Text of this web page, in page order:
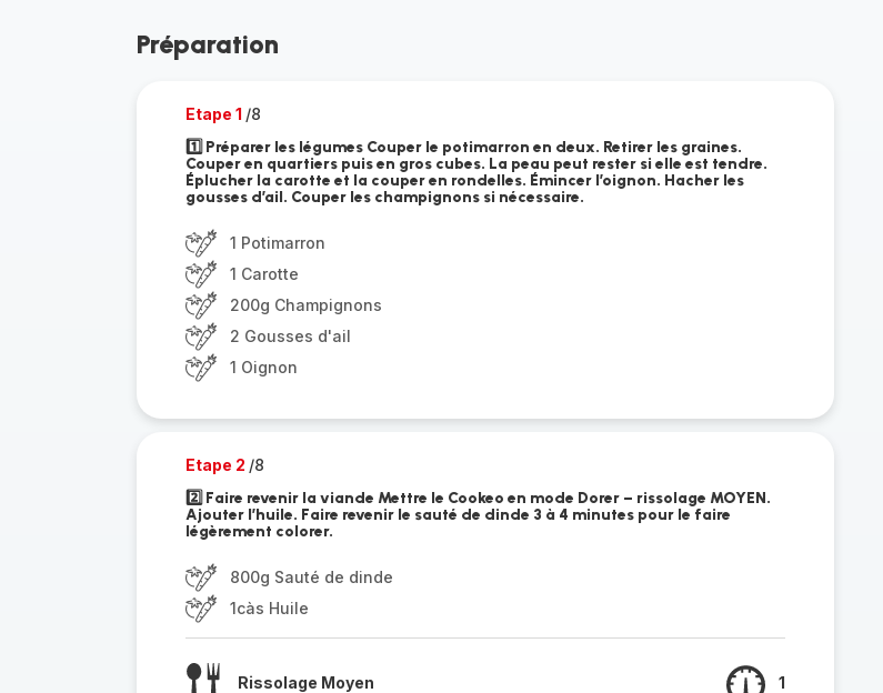
Préparation
Etape 1 /8
1️⃣ Préparer les légumes Couper le potimarron en deux. Retirer les graines.
Couper en quartiers puis en gros cubes. La peau peut rester si elle est tendre.
Éplucher la carotte et la couper en rondelles. Émincer l’oignon. Hacher les
gousses d’ail. Couper les champignons si nécessaire.
1 Potimarron
1 Carotte
200g Champignons
2 Gousses d'ail
1 Oignon
Etape 2 /8
2️⃣ Faire revenir la viande Mettre le Cookeo en mode Dorer – rissolage MOYEN.
Ajouter l’huile. Faire revenir le sauté de dinde 3 à 4 minutes pour le faire
légèrement colorer.
800g Sauté de dinde
1càs Huile
Rissolage Moyen 1